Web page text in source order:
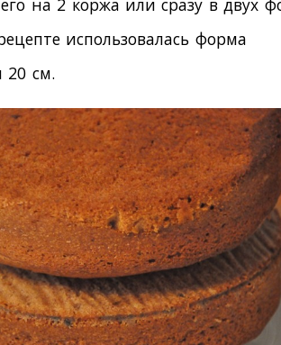
на 2 коржа или сразу в двух
использовалась форма
20 см.